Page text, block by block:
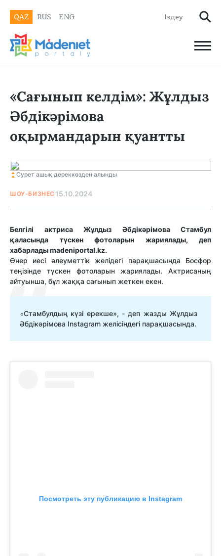
QAZ RUS ENG
«Сағынып келдім»: Жұлдыз
Әбдікәрімова
оқырмандарын қуантты
Сурет ашық дереккөзден алынды
ШОУ-БИЗНЕС 15.10.2024
Белгілі актриса Жұлдыз Әбдікәрімова Стамбул
қаласында түскен фотоларын жариялады, деп
хабарлады madeniportal.kz.
Өнер иесі әлеуметтік желідегі парақшасында Босфор
теңізінде түскен фотоларын жариялады. Актрисаның
айтуынша, бұл жаққа сағынып жеткен екен.
«Стамбулдың күзі ерекше», - деп жазды Жұлдыз
Әбдікәрімова Instagram желісіндегі парақшасында.
Посмотреть эту публикацию в Instagram